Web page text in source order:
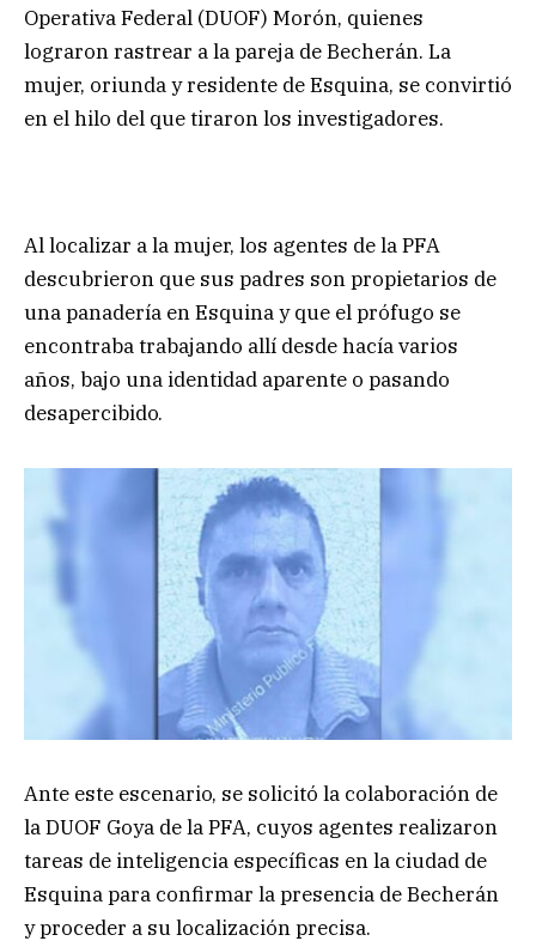
Operativa Federal (DUOF) Morón, quienes
lograron rastrear a la pareja de Becherán. La
mujer, oriunda y residente de Esquina, se convirtió
en el hilo del que tiraron los investigadores.
Al localizar a la mujer, los agentes de la PFA
descubrieron que sus padres son propietarios de
una panadería en Esquina y que el prófugo se
encontraba trabajando allí desde hacía varios
años, bajo una identidad aparente o pasando
desapercibido.
Ante este escenario, se solicitó la colaboración de
la DUOF Goya de la PFA, cuyos agentes realizaron
tareas de inteligencia específicas en la ciudad de
Esquina para confirmar la presencia de Becherán
y proceder a su localización precisa.